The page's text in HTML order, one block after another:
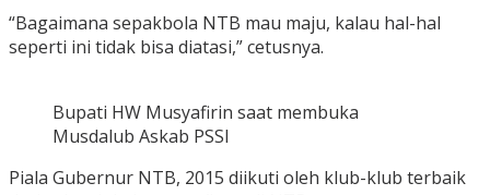
“Bagaimana sepakbola NTB mau maju, kalau hal-hal
seperti ini tidak bisa diatasi,” cetusnya.
Bupati HW Musyafirin saat membuka
Musdalub Askab PSSI
Piala Gubernur NTB, 2015 diikuti oleh klub-klub terbaik